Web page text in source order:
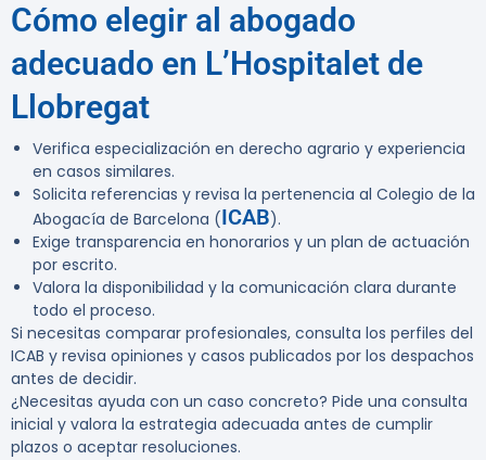
Cómo elegir al abogado
adecuado en L’Hospitalet de
Llobregat
Verifica especialización en derecho agrario y experiencia
en casos similares.
Solicita referencias y revisa la pertenencia al Colegio de la
Abogacía de Barcelona (ICAB).
Exige transparencia en honorarios y un plan de actuación
por escrito.
Valora la disponibilidad y la comunicación clara durante
todo el proceso.
Si necesitas comparar profesionales, consulta los perfiles del
ICAB y revisa opiniones y casos publicados por los despachos
antes de decidir.
¿Necesitas ayuda con un caso concreto? Pide una consulta
inicial y valora la estrategia adecuada antes de cumplir
plazos o aceptar resoluciones.